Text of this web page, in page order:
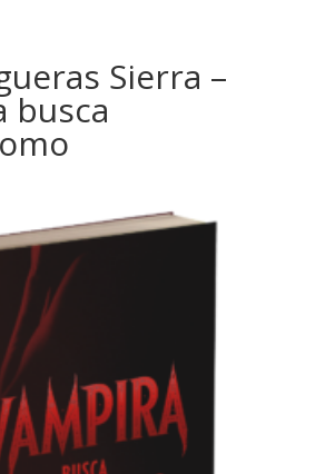
Sierra –
busca